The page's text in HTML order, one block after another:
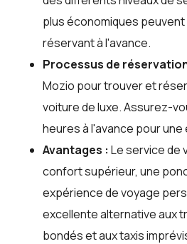
plus économiques
réservant à l'avance.
Processus de
Mozio pour trouver et
voiture de luxe. Assurez-
heures à l'avance pour
Avantages : Le service de
confort supérieur, une
expérience de voyage
excellente alternative aux
bondés et aux taxis